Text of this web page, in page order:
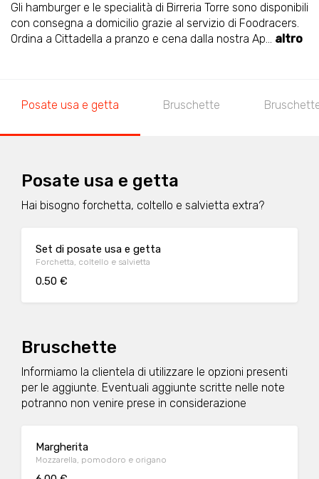
Gli hamburger e le specialità di Birreria Torre sono disponibili
con consegna a domicilio grazie al servizio di Foodracers.
Ordina a Cittadella a pranzo e cena dalla nostra Ap... altro
Posate usa e getta Bruschette
Posate usa e getta
Hai bisogno forchetta, coltello e salvietta extra?
Set di posate usa e getta
Forchetta, coltello e salvietta
0.50 €
Bruschette
Informiamo la clientela di utilizzare le opzioni presenti
per le aggiunte. Eventuali aggiunte scritte nelle note
potranno non venire prese in considerazione
Margherita
Mozzarella, pomodoro e origano